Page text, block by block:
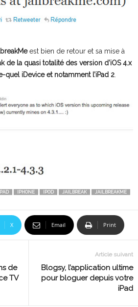
est bien de retour et sa mise à
de la quasi totalité des version d’iOS 4.x
quel iDevice et notamment l’iPad 2.
IPAD IPHONE IPOD JAILBREAK
JAILBREAKME
X Email Print
de
TV
Article suivant
Blogsy, l’application ultime
pour bloguer depuis votre
iPad